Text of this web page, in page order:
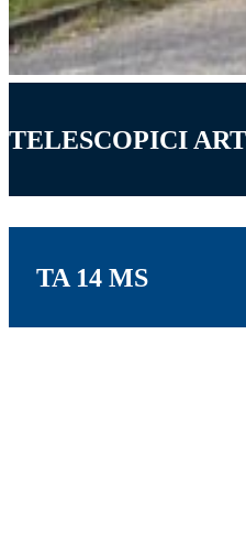
TELESCOPICI
TA 14 MS